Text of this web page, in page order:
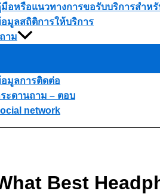
อหรือแนวทางการขอรับบริการสำห
มูลสถิติการให้บริการ
าม
มูลการติดต่อ
ะดานถาม – ตอบ
network
Best